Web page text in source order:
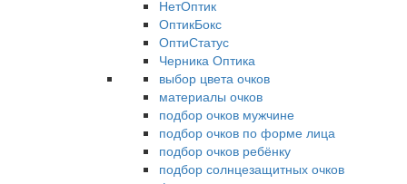
НетОптик
ОптикБокс
ОптиСтатус
Черника Оптика
выбор цвета очков
материалы очков
подбор очков мужчине
подбор очков по форме лица
подбор очков ребёнку
подбор солнцезащитных очков